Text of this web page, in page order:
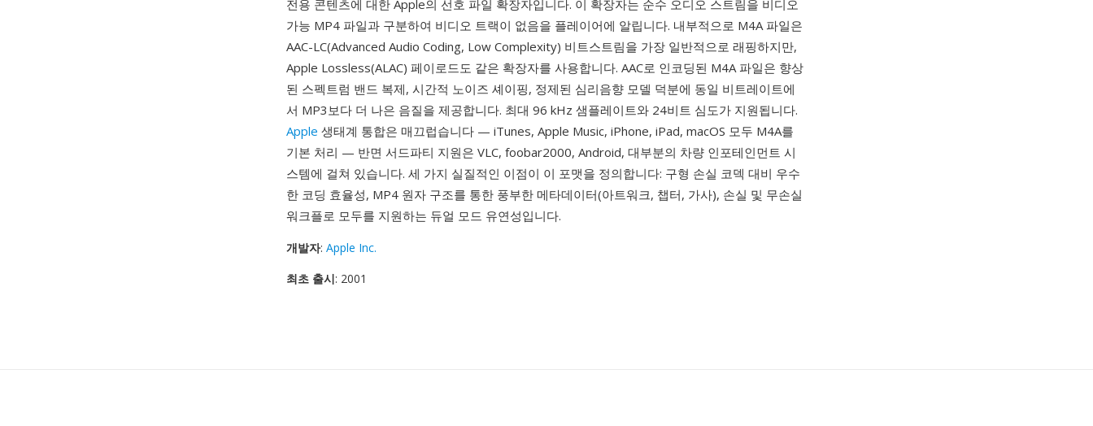
전용 콘텐츠에 대한 Apple의 선호 파일 확장자입니다. 이 확장자는 순수 오디오 스트림을 비디오
가능 MP4 파일과 구분하여 비디오 트랙이 없음을 플레이어에 알립니다. 내부적으로 M4A 파일은
AAC-LC(Advanced Audio Coding, Low Complexity) 비트스트림을 가장 일반적으로 래핑하지만,
Apple Lossless(ALAC) 페이로드도 같은 확장자를 사용합니다. AAC로 인코딩된 M4A 파일은 향상
된 스펙트럼 밴드 복제, 시간적 노이즈 셰이핑, 정제된 심리음향 모델 덕분에 동일 비트레이트에
서 MP3보다 더 나은 음질을 제공합니다. 최대 96 kHz 샘플레이트와 24비트 심도가 지원됩니다.
Apple 생태계 통합은 매끄럽습니다 — iTunes, Apple Music, iPhone, iPad, macOS 모두 M4A를
기본 처리 — 반면 서드파티 지원은 VLC, foobar2000, Android, 대부분의 차량 인포테인먼트 시
스템에 걸쳐 있습니다. 세 가지 실질적인 이점이 이 포맷을 정의합니다: 구형 손실 코덱 대비 우수
한 코딩 효율성, MP4 원자 구조를 통한 풍부한 메타데이터(아트워크, 챕터, 가사), 손실 및 무손실
워크플로 모두를 지원하는 듀얼 모드 유연성입니다.
개발자: Apple Inc.
최초 출시: 2001